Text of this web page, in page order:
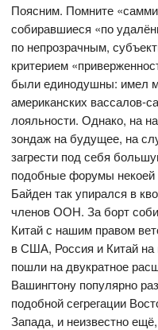
Поясним. Помните
собиравшиеся «по
по непрозрачным,
критерием
были единодушны: имел
американских вассалов-
лояльности. Однако, на
зондаж на будущее, на
загрести под себя
подобные форумы
Байден так упирался в
членов ООН. За борт
Китай с нашим правом
в США, Россия и Китай на
пошли на двукратное
Вашингтону популярно
подобной сегрегации
Запада, и неизвестно